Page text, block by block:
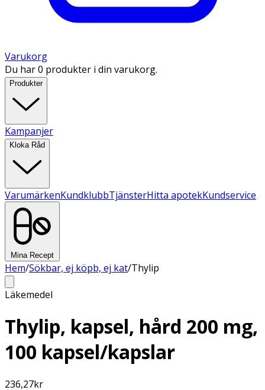
Varukorg
Du har 0 produkter i din varukorg.
Produkter
Kampanjer
Kloka Råd
VarumärkenKundklubbTjänsterHitta apotekKundservice
Mina Recept
Hem/Sökbar, ej köpb, ej kat/Thylip
Läkemedel
Thylip, kapsel, hård 200 mg,
100 kapsel/kapslar
236,27kr